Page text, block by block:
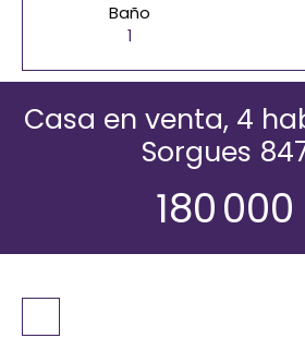
Baño
1
Casa en venta, 4
Sorgues
180 000